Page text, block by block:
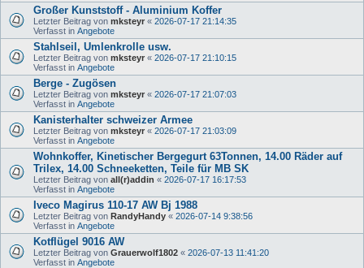
Großer Kunststoff - Aluminium Koffer
Letzter Beitrag von mksteyr « 2026-07-17 21:14:35
Verfasst in Angebote
Stahlseil, Umlenkrolle usw.
Letzter Beitrag von mksteyr « 2026-07-17 21:10:15
Verfasst in Angebote
Berge - Zugösen
Letzter Beitrag von mksteyr « 2026-07-17 21:07:03
Verfasst in Angebote
Kanisterhalter schweizer Armee
Letzter Beitrag von mksteyr « 2026-07-17 21:03:09
Verfasst in Angebote
Wohnkoffer, Kinetischer Bergegurt 63Tonnen, 14.00 Räder auf
Trilex, 14.00 Schneeketten, Teile für MB SK
Letzter Beitrag von all(r)addin « 2026-07-17 16:17:53
Verfasst in Angebote
Iveco Magirus 110-17 AW Bj 1988
Letzter Beitrag von RandyHandy « 2026-07-14 9:38:56
Verfasst in Angebote
Kotflügel 9016 AW
Letzter Beitrag von Grauerwolf1802 « 2026-07-13 11:41:20
Verfasst in Angebote